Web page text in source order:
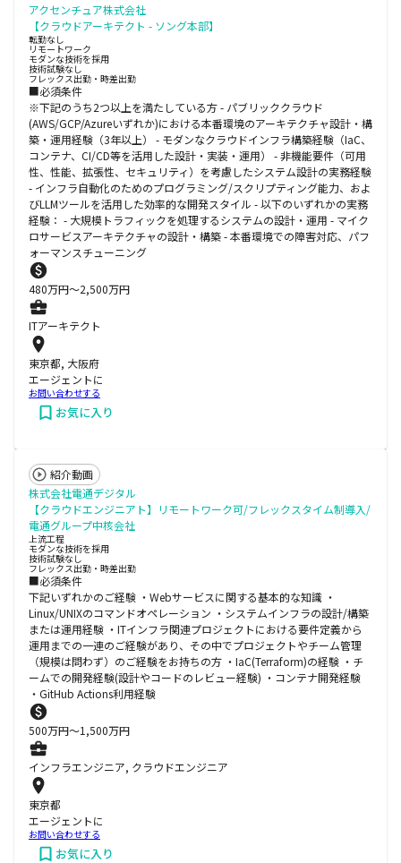
アクセンチュア株式会社
【クラウドアーキテクト - ソング本部】
転勤なし
リモートワーク
モダンな技術を採用
技術試験なし
フレックス出勤・時差出勤
■必須条件
※下記のうち2つ以上を満たしている方 - パブリッククラウド
(AWS/GCP/Azureいずれか)における本番環境のアーキテクチャ設計・構
築・運用経験（3年以上） - モダンなクラウドインフラ構築経験（IaC、
コンテナ、CI/CD等を活用した設計・実装・運用） - 非機能要件（可用
性、性能、拡張性、セキュリティ）を考慮したシステム設計の実務経験
- インフラ自動化のためのプログラミング/スクリプティング能力、およ
びLLMツールを活用した効率的な開発スタイル - 以下のいずれかの実務
経験： - 大規模トラフィックを処理するシステムの設計・運用 - マイク
ロサービスアーキテクチャの設計・構築 - 本番環境での障害対応、パフ
ォーマンスチューニング
480万円〜2,500万円
ITアーキテクト
東京都, 大阪府
エージェントに
お問い合わせする
お気に入り
紹介動画
株式会社電通デジタル
【クラウドエンジニアト】リモートワーク可/フレックスタイム制導入/
電通グループ中核会社
上流工程
モダンな技術を採用
技術試験なし
フレックス出勤・時差出勤
■必須条件
下記いずれかのご経験 ・Webサービスに関する基本的な知識 ・
Linux/UNIXのコマンドオペレーション ・システムインフラの設計/構築
または運用経験 ・ITインフラ関連プロジェクトにおける要件定義から
運用までの一連のご経験があり、その中でプロジェクトやチーム管理
（規模は問わず）のご経験をお持ちの方 ・IaC(Terraform)の経験 ・チ
ームでの開発経験(設計やコードのレビュー経験) ・コンテナ開発経験
・GitHub Actions利用経験
500万円〜1,500万円
インフラエンジニア, クラウドエンジニア
東京都
エージェントに
お問い合わせする
お気に入り